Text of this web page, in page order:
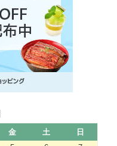
金 土
日